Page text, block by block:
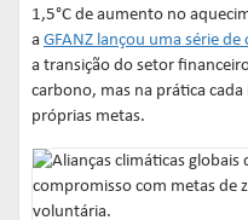
1,5°C de aumento no
a GFANZ lançou uma série
a transição do setor
carbono, mas na prática
próprias metas.